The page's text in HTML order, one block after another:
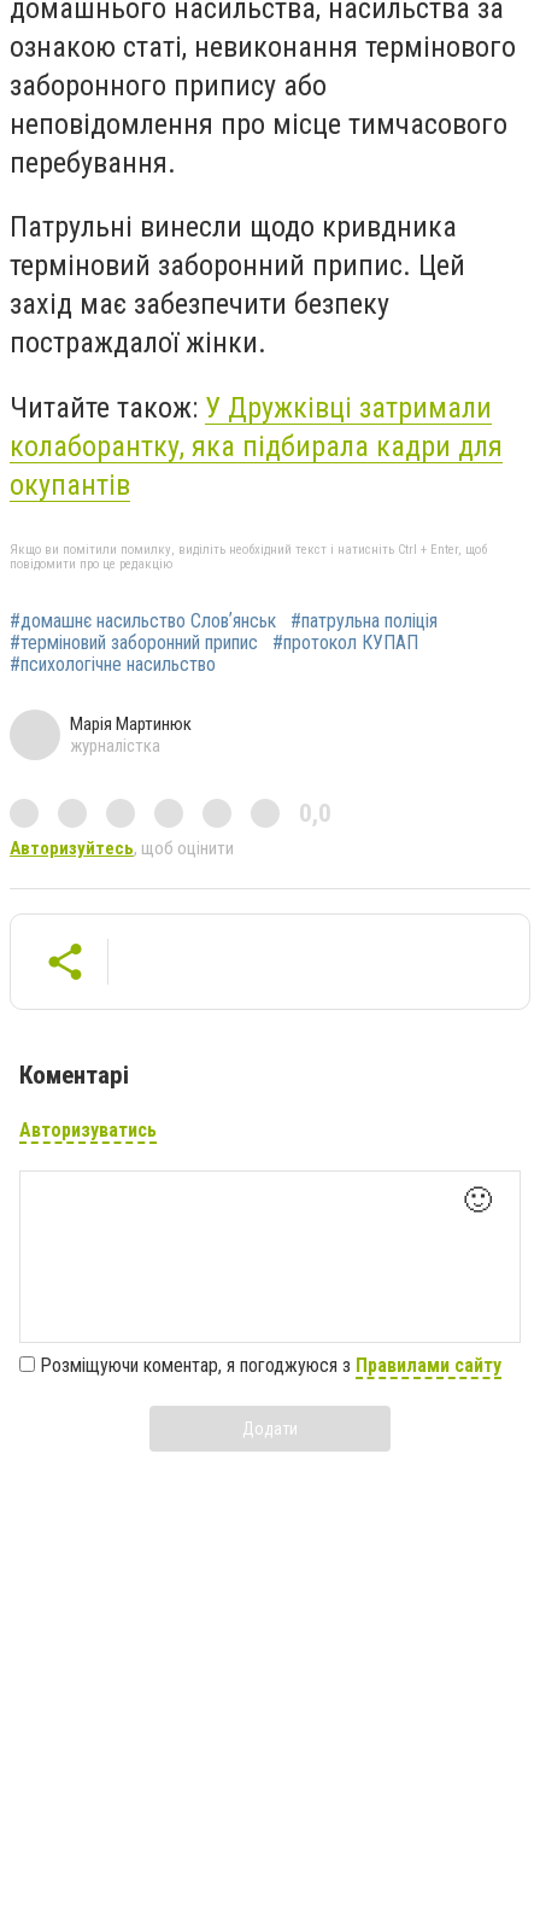
домашнього насильства, насильства за
ознакою статі, невиконання термінового
заборонного припису або
неповідомлення про місце тимчасового
перебування.
Патрульні винесли щодо кривдника
терміновий заборонний припис. Цей
захід має забезпечити безпеку
постраждалої жінки.
Читайте також: У Дружківці затримали
колаборантку, яка підбирала кадри для
окупантів
Якщо ви помітили помилку, виділіть необхідний текст і натисніть Ctrl + Enter, щоб
повідомити про це редакцію
#домашнє насильство Словʼянськ
#патрульна поліція
#терміновий заборонний припис
#протокол КУПАП
#психологічне насильство
Марія Мартинюк
журналістка
0,0
Авторизуйтесь, щоб оцінити
Коментарі
Авторизуватись
🙂
Розміщуючи коментар, я погоджуюся з Правилами сайту
Додати